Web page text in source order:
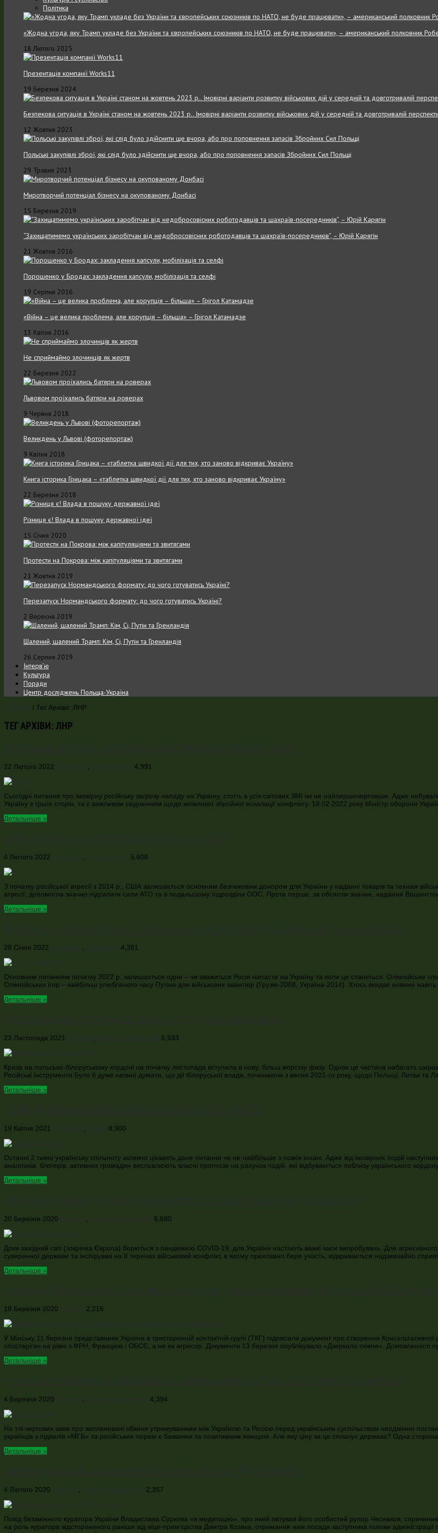
Політика
«Жодна угода, яку Трамп укладе без України та європейських союзників по НАТО, не буде працювати», – американський полковник
18 Лютого 2025
Презентація компанії Works11
19 Березня 2024
Безпекова ситуація в Україні станом на жовтень 2023 р.. Імовірні варіанти розвитку військових дій у середній та довготривалій
12 Жовтня 2023
Польські закупівлі зброї, які слід було здійснити ще вчора, або про поповнення запасів Збройних Cил Польщі
29 Травня 2023
Миротворчий потенціал бізнесу на окупованому Донбасі
15 Березня 2019
“Захищатимемо українських заробітчан від недобросовісних роботодавців та шахраїв-посередників”, – Юрій Карягін
21 Жовтня 2016
Порошенко у Бродах: закладення капсули, мобілізація та селфі
19 Серпня 2016
«Війна – це велика проблема, але корупція – більша» – Грігол Катамадзе
13 Квітня 2016
Не сприймаймо злочинців як жертв
22 Березня 2022
Львовом проїхались батяри на роверах
9 Червня 2018
Великдень у Львові (фоторепортаж)
9 Квітня 2018
Книга історика Грицака – «таблетка швидкої дії для тих, хто заново відкриває Україну»
22 Березня 2018
Різниця є! Влада в пошуку державної ідеї
15 Січня 2020
Протести на Покрова: між капітуляціями та звитягами
21 Жовтня 2019
Перезапуск Нормандського формату: до чого готуватись Україні?
2 Вересня 2019
Шалений, шалений Трамп: Кім, Сі, Путін та Гренландія
26 Серпня 2019
Інтерв’ю
Культура
Поради
Центр досліджень Польща-Україна
/ Тег Архіви: ЛНР
ТЕГ АРХІВИ:ЛНР
22 Лютого 2022 , 4,991
Cьогодні питання про імовірну російську загрозу нападу на Україну, стоїть в усіх світових ЗМІ чи не найпершочерговіше. Адже
Україну з трьох сторін, та є важливим свідченням щодо можливої збройної ескалації конфлікту. 18.02.2022 року Міністр оборони
Детальніше »
4 Лютого 2022 , 5,608
З початку російської агресії з 2014 р., США залишається основним безпековим донором для України у наданні товарів та техніки
агресії, допомогла значно підсилити сили АТО та в подальшому підрозділи ООС. Проте перше, за обсягом значне, надання
Детальніше »
28 Січня 2022 4,381
Основним питанням початку 2022 р. залишається одне – чи зважиться Росія напасти на Україну та коли це станеться. Олімпійське
Олімпійських ігор – найбільш улюбленого часу Путіна для військових авантюр (Грузія-2008, Україна-2014). Хтось вкидає новини
Детальніше »
23 Листопада 2021 6,593
Криза на польсько-білоруському кордоні на початку листопада вступила в нову, більш жорстку фазу. Однак це частина набагато
Російські інструменти Було б дуже наївно думати, що дії білоруської влади, починаючи з весни 2021-го року, щодо Польщі, Литви та
Детальніше »
19 Квітня 2021 8,900
Останні 2 тижні українську спільноту активно цікавить дане питання чи не найбільше з поміж інших. Адже від імовірних подій
аналітиків, блогерів, активних громадян висловлюють власні прогнози на рахунок подій, які відбуваються поблизу українського
Детальніше »
20 Березня 2020 6,680
Доки західний світ (зокрема Європа) борються з пандемією COVID-19, для України настають важкі часи випробувань. Для
суверенної держави та інспірував на її теренах військовий конфлікт, в якому приховано бере участь, відкривається надзвичайно
Детальніше »
18 Березня 2020 2,216
У Мінську 11 березня представники України в тристоронній контактній групі (ТКГ) підписали документ про створення
спостерігач на рівні з ФРН, Францією і ОБСЄ, а не як агресор. Документи 13 березня опублікувало «Дзеркало тижня».
Детальніше »
4 Березня 2020 , 4,394
На тлі чергових заяв про заплановані обміни утримуваними між Україною та Росією перед українським суспільством неодмінно
українців з підвалів «МГБ» та російських тюрем є бажаним та позитивним явищем. Але яку ціну за це сплачує держава? Одна
Детальніше »
4 Лютого 2020 2,357
Похід беззмінного куратора України Владислава Суркова «в медитацію», про який звітував його особистий рупор Чеснаков,
на роль куратора відстороненого раніше від віце-прем’єрства Дмитра Козака, отримання ним посади заступника голови адміністрації